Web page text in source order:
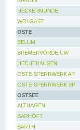
UECKERMÜNDE
WOLGAST
OSTE
BELUM
BREMERVÖRDE UW
HECHTHAUSEN
OSTE-SPERRWERK AP
OSTE-SPERRWERK BP
OSTSEE
ALTHAGEN
BARHÖFT
BARTH